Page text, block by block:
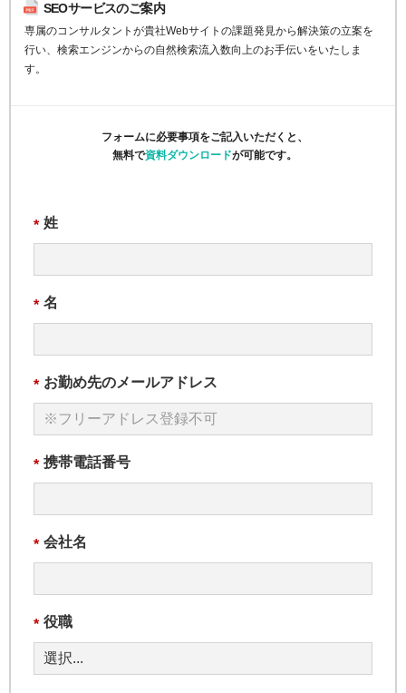
SEOサービスのご案内
専属のコンサルタントが貴社Webサイトの課題発見から解決策の立案を
行い、検索エンジンからの自然検索流入数向上のお手伝いをいたしま
す。
フォームに必要事項をご記入いただくと、
無料で資料ダウンロードが可能です。
* 姓
* 名
* お勤め先のメールアドレス
* 携帯電話番号
* 会社名
* 役職